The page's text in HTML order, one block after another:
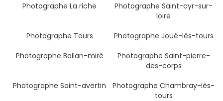
Photographe La riche
Photographe Saint-cyr-sur-
loire
Photographe Tours
Photographe Joué-lès-tours
Photographe Ballan-miré
Photographe Saint-pierre-
des-corps
Photographe Saint-avertin
Photographe Chambray-lès-
tours